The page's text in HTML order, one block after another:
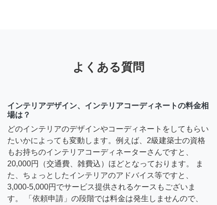
よくある質問
インテリアデザイン、インテリアコーディネートの料金相
場は？
どのインテリアのデザインやコーディネートをしてもらい
たいかによっても変動します。例えば、2級建築士の資格
もお持ちのインテリアコーディネーターさんですと、
20,000円（交通費、雑費込）ほどとなっております。 ま
た、ちょっとしたインテリアのアドバイス等ですと、
3,000-5,000円でサービス提供されるケースもございま
す。 「依頼申請」の段階では料金は発生しませんので、